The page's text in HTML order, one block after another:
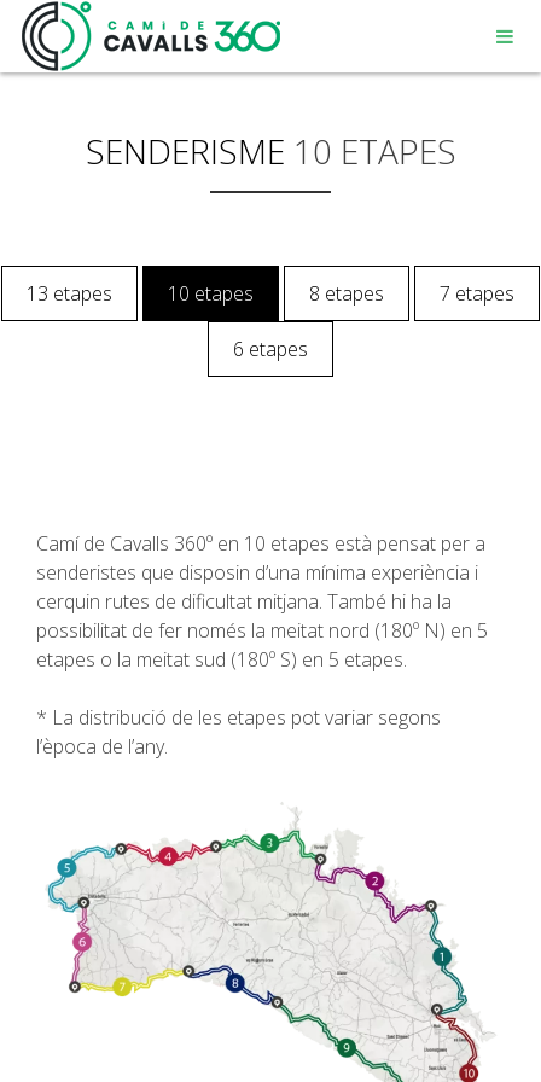
SENDERISME
13 ETAPES
7 ETAPES
6 ETAPES
SELECCIÓ D’ETAPES
SENDERISME 10 ETAPES
13 etapes 10 etapes 8 etapes 7 etapes
6 etapes
Camí de Cavalls 360º en 10 etapes està pensat per a
senderistes que disposin d’una mínima experiència i
cerquin rutes de dificultat mitjana. També hi ha la
possibilitat de fer només la meitat nord (180º N) en 5
etapes o la meitat sud (180º S) en 5 etapes.
* La distribució de les etapes pot variar segons
l’època de l’any.